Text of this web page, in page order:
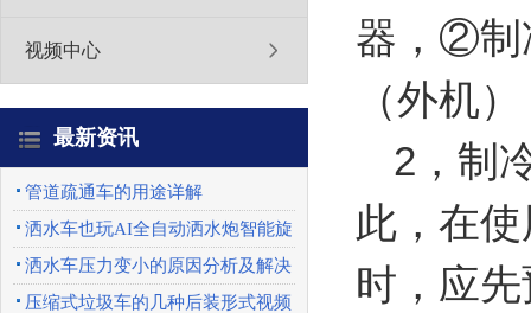
视频中心
最新资讯
管道疏通车的用途详解
洒水车也玩AI全自动洒水炮智能旋
转喷头优势特点
洒水车压力变小的原因分析及解决
办法
压缩式垃圾车的几种后装形式视频
器，②制
（外机
2，制
此，在
时，应